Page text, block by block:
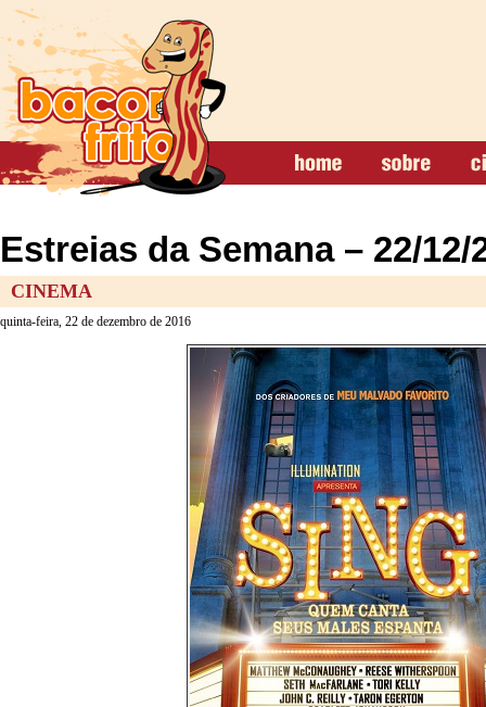
Estreias da Semana – 22/12/
CINEMA
quinta-feira, 22 de dezembro de 2016